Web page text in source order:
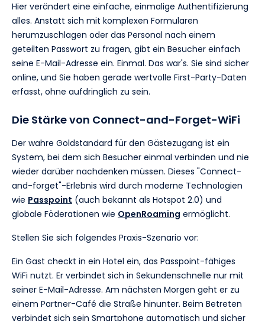
Hier verändert eine einfache, einmalige Authentifizierung
alles. Anstatt sich mit komplexen Formularen
herumzuschlagen oder das Personal nach einem
geteilten Passwort zu fragen, gibt ein Besucher einfach
seine E-Mail-Adresse ein. Einmal. Das war's. Sie sind sicher
online, und Sie haben gerade wertvolle First-Party-Daten
erfasst, ohne aufdringlich zu sein.
Die Stärke von Connect-and-Forget-WiFi
Der wahre Goldstandard für den Gästezugang ist ein
System, bei dem sich Besucher einmal verbinden und nie
wieder darüber nachdenken müssen. Dieses "Connect-
and-forget"-Erlebnis wird durch moderne Technologien
wie Passpoint (auch bekannt als Hotspot 2.0) und
globale Föderationen wie OpenRoaming ermöglicht.
Stellen Sie sich folgendes Praxis-Szenario vor:
Ein Gast checkt in ein Hotel ein, das Passpoint-fähiges
WiFi nutzt. Er verbindet sich in Sekundenschnelle nur mit
seiner E-Mail-Adresse. Am nächsten Morgen geht er zu
einem Partner-Café die Straße hinunter. Beim Betreten
verbindet sich sein Smartphone automatisch und sicher